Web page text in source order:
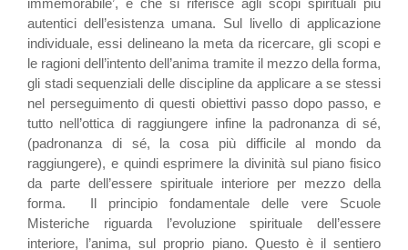
immemorabile’, e che si riferisce agli scopi spirituali più
autentici dell’esistenza umana. Sul livello di applicazione
individuale, essi delineano la meta da ricercare, gli scopi e
le ragioni dell’intento dell’anima tramite il mezzo della forma,
gli stadi sequenziali delle discipline da applicare a se stessi
nel perseguimento di questi obiettivi passo dopo passo, e
tutto nell’ottica di raggiungere infine la padronanza di sé,
(padronanza di sé, la cosa più difficile al mondo da
raggiungere), e quindi esprimere la divinità sul piano fisico
da parte dell’essere spirituale interiore per mezzo della
forma. Il principio fondamentale delle vere Scuole
Misteriche riguarda l’evoluzione spirituale dell’essere
interiore, l’anima, sul proprio piano. Questo è il sentiero